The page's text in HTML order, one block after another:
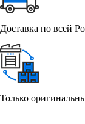
Доставка по всей
Только